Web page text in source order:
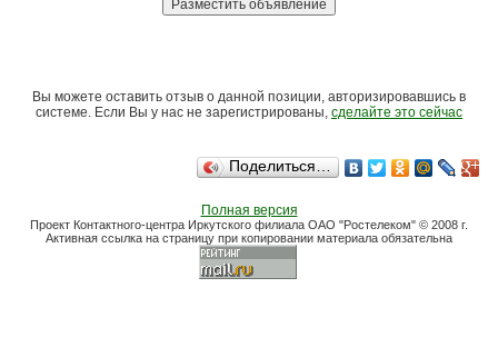
Вы можете оставить отзыв о данной позиции, авторизировавшись в
системе. Если Вы у нас не зарегистрированы, сделайте это сейчас
Поделиться…
Полная версия
Проект Контактного-центра Иркутского филиала ОАО "Ростелеком" © 2008 г.
Активная ссылка на страницу при копировании материала обязательна